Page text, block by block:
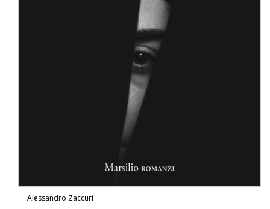
Alessandro Zaccuri